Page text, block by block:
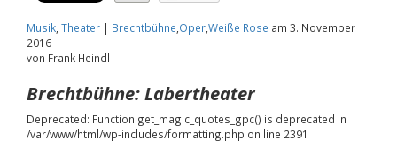
Musik Theater | Brechtbühne OperWeiße Rose am 3. November
2016
von Frank Heindl
Brechtbühne: Labertheater
Deprecated: Function get_magic_quotes_gpc() is deprecated in
/var/www/html/wp-includes/formatting.php on line 2391